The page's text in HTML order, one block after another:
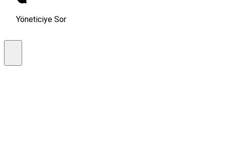
Yöneticiye Sor